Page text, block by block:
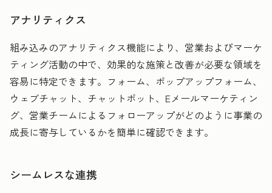
アナリティクス
組み込みのアナリティクス機能により、営業およびマーケ
ティング活動の中で、効果的な施策と改善が必要な領域を
容易に特定できます。フォーム、ポップアップフォーム、
ウェブチャット、チャットボット、Eメールマーケティン
グ、営業チームによるフォローアップがどのように事業の
成長に寄与しているかを簡単に確認できます。
シームレスな連携